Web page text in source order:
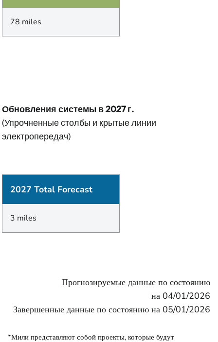
78 miles
Обновления системы в 2027 г.
(Упрочненные столбы и крытые линии
электропередач)
2027 Total Forecast
3 miles
Прогнозируемые данные по состоянию
на 04/01/2026
Завершенные данные по состоянию на 05/01/2026
*Мили представляют собой проекты, которые будут